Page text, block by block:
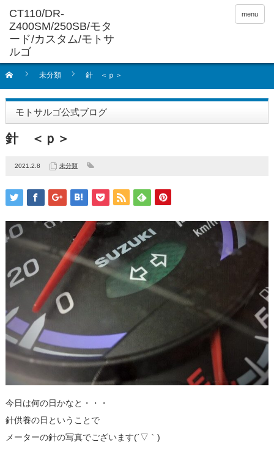
menu
未分類 針 ＜ｐ＞
モトサルゴ公式ブログ
針 ＜ｐ＞
2021.2.8 未分類
今日は何の日かなと・・・
針供養の日ということで
メーターの針の写真でございます(´▽｀)